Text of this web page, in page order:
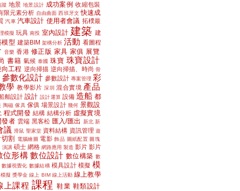
蹤 地景 地景設計 成功案例 收縮包裝
限元素分析 自由曲面 西班牙文 快速成
汽車 汽車設計 使用者會議 拓樸最
模擬 玩具 南投 室內設計 建築 建
模型 建築BIM 架構分析 活動 看圖程
音樂 香港 修正版 家具 家俱 展覽
書籍 氣候 泰國 珠寶 珠寶設計
向工程 逆向掃描 逆向掃描、時尚 骨
參數化設計 參數設計 專案管理 彩
學 教學影片 深圳 混合實境 產品
舶設計 設計 設計運算 設備 造船 都
陶磁 傢具 傢俱 場景設計 幾何 景觀設
程式開發 結構 結構分析 虛擬實境
發者 雲端 黑客松 匯入/匯出 新北 新
議 滑鼠 聖家堂 資料結構 資訊管理 遊
割 電腦繪圖 電影 飾品 圖紙配置 圖塊
演講 碩士 網格 網路應用 製造 影片 影片
位形構 數位設計 數位構築 數
數據視覺化 數據結構 模具設計 模擬 模
擬 獎學金 線上 BIM 線上活動 線上教學
上課程 課程 鞋業 鞋類設計